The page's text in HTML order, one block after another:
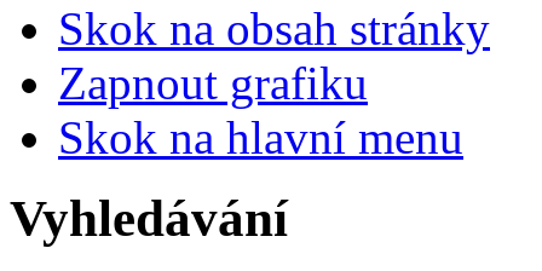
Skok na obsah stránky
Zapnout grafiku
Skok na hlavní menu
Vyhledávání